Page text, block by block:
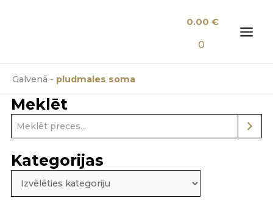
0.00€
0
Galvenā - pludmales soma
Meklēt
Kategorijas